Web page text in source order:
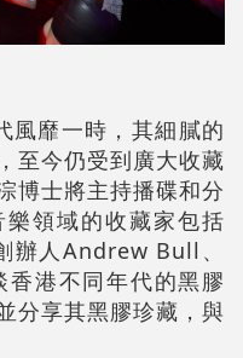
風靡一時，其細膩的
至今仍受到廣大收藏
博士將主持播碟和分
領域的收藏家包括
辦人 Andrew Bull 、
港不同年代的黑膠
分享其黑膠珍藏，與